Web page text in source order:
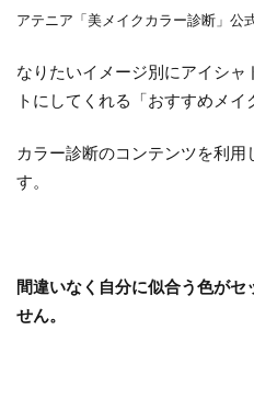
アテニア「美メイクカラー診断」公
なりたいイメージ別にアイシャ
トにしてくれる「おすすめメイ
カラー診断のコンテンツを利
す。
間違いなく自分に似合う色がセ
せん。